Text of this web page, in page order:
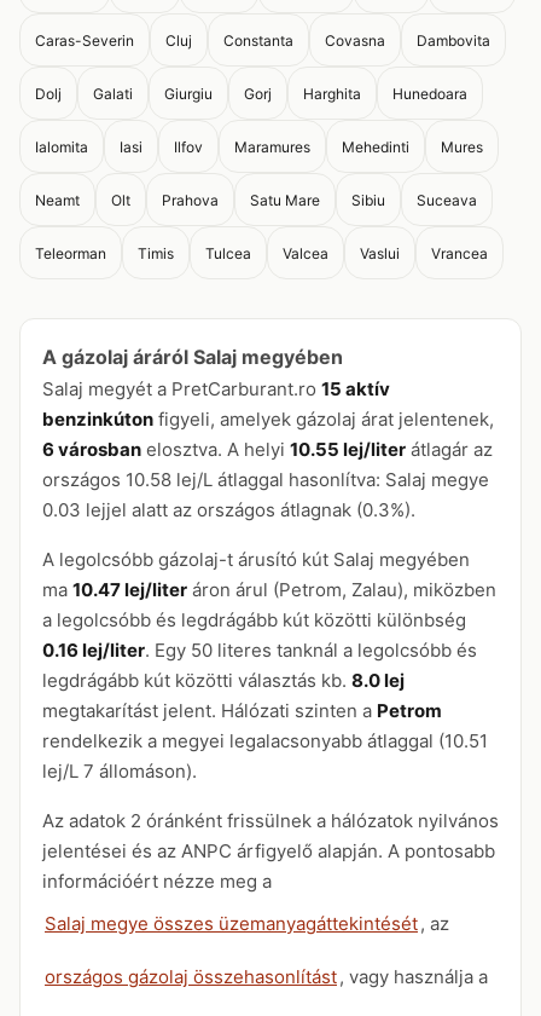
Caras-Severin Cluj Constanta Covasna Dambovita
Dolj Galati Giurgiu Gorj Harghita Hunedoara
Ialomita Iasi Ilfov Maramures Mehedinti Mures
Neamt Olt Prahova Satu Mare Sibiu Suceava
Teleorman Timis Tulcea Valcea Vaslui Vrancea
A gázolaj áráról Salaj megyében
Salaj megyét a PretCarburant.ro 15 aktív
benzinkúton figyeli, amelyek gázolaj árat jelentenek,
6 városban elosztva. A helyi 10.55 lej/liter átlagár az
országos 10.58 lej/L átlaggal hasonlítva: Salaj megye
0.03 lejjel alatt az országos átlagnak (0.3%).
A legolcsóbb gázolaj-t árusító kút Salaj megyében
ma 10.47 lej/liter áron árul (Petrom, Zalau), miközben
a legolcsóbb és legdrágább kút közötti különbség
0.16 lej/liter. Egy 50 literes tanknál a legolcsóbb és
legdrágább kút közötti választás kb. 8.0 lej
megtakarítást jelent. Hálózati szinten a Petrom
rendelkezik a megyei legalacsonyabb átlaggal (10.51
lej/L 7 állomáson).
Az adatok 2 óránként frissülnek a hálózatok nyilvános
jelentései és az ANPC árfigyelő alapján. A pontosabb
információért nézze meg a
Salaj megye összes üzemanyagáttekintését, az
országos gázolaj összehasonlítást, vagy használja a